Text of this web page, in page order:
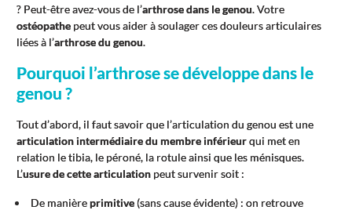
? Peut-être avez-vous de l’arthrose dans le genou. Votre
ostéopathe peut vous aider à soulager ces douleurs articulaires
liées à l’arthrose du genou.
Pourquoi l’arthrose se développe dans le
genou ?
Tout d’abord, il faut savoir que l’articulation du genou est une
articulation intermédiaire du membre inférieurqui met en
relation le tibia, le péroné, la rotule ainsi que les ménisques.
L’usure de cette articulation peut survenir soit :
De manièreprimitive(sans cause évidente) : on retrouve